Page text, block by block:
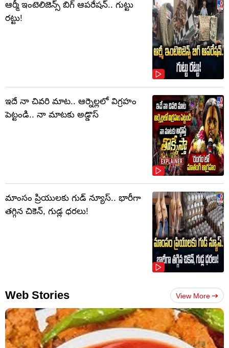
ఆర్మీ ఇంటెలిజెన్స్ బిగ్ ఆపరేషన్.. గుట్టు
రట్టు!
ఇదే నా చివరి మాట.. ఆర్నెల్లలో విగ్రహం
పెట్టండి.. నా మాటకు అడ్డొస్
మాంసం ప్రియులకు గుడ్ న్యూస్.. భారీగా
తగ్గిన చికెన్, గుడ్ల ధరలు!
Web Stories View More